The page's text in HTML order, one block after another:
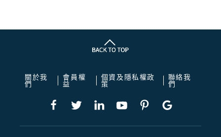
關於我
們
會員權
益
個資及隱私權政
策
聯絡我
們